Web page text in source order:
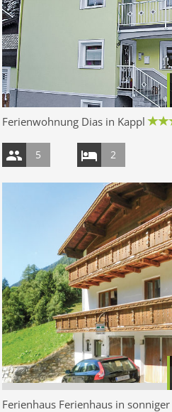
Ferienwohnung Dias in Kappl
5 2
Ferienhaus Ferienhaus in